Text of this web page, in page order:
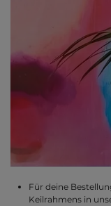
Für deine
Keilrahmens in